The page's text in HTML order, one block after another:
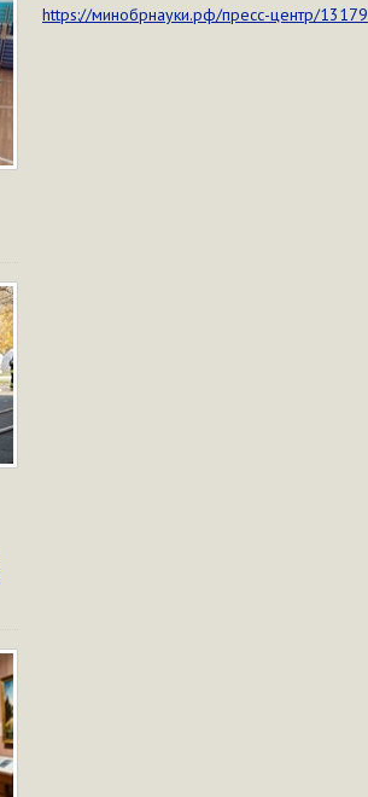
https://минобрнауки.рф/пресс-центр/13179